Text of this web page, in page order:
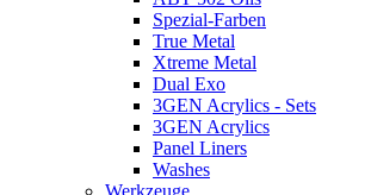
Spezial-Farben
True Metal
Xtreme Metal
Dual Exo
3GEN Acrylics - Sets
3GEN Acrylics
Panel Liners
Washes
Werkzeuge